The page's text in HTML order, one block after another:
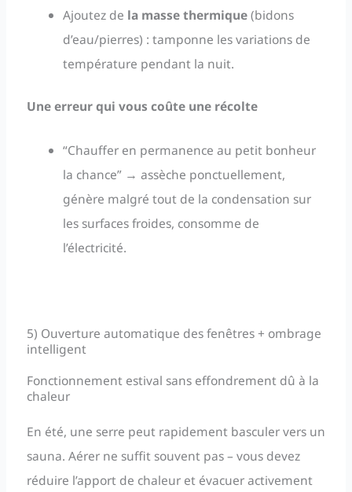
Ajoutez de la masse thermique(bidons
d’eau/pierres) : tamponne les variations de
température pendant la nuit.
Une erreur qui vous coûte une récolte
“Chauffer en permanence au petit bonheur
la chance” → assèche ponctuellement,
génère malgré tout de la condensation sur
les surfaces froides, consomme de
l’électricité.
5) Ouverture automatique des fenêtres + ombrage
intelligent
Fonctionnement estival sans effondrement dû à la
chaleur
En été, une serre peut rapidement basculer vers un
sauna. Aérer ne suffit souvent pas – vous devez
réduire l’apport de chaleur et évacuer activement